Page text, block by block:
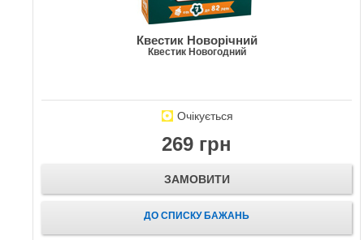
Квестик Новорічний
Квестик Новогодний
Очікується
269 грн
ЗАМОВИТИ
ДО СПИСКУ БАЖАНЬ